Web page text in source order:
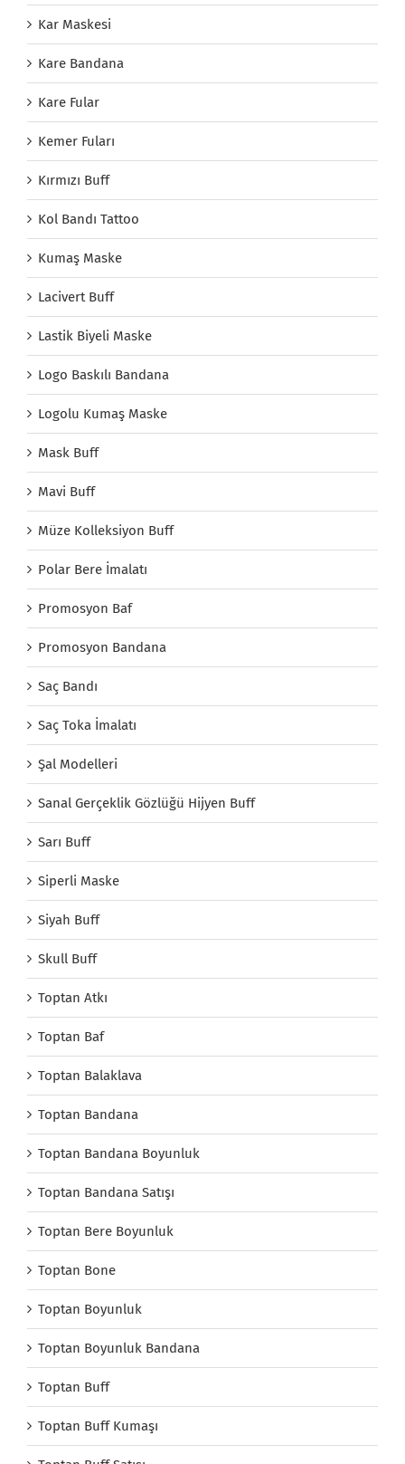
Kar Maskesi
Kare Bandana
Kare Fular
Kemer Fuları
Kırmızı Buff
Kol Bandı Tattoo
Kumaş Maske
Lacivert Buff
Lastik Biyeli Maske
Logo Baskılı Bandana
Logolu Kumaş Maske
Mask Buff
Mavi Buff
Müze Kolleksiyon Buff
Polar Bere İmalatı
Promosyon Baf
Promosyon Bandana
Saç Bandı
Saç Toka İmalatı
Şal Modelleri
Sanal Gerçeklik Gözlüğü Hijyen Buff
Sarı Buff
Siperli Maske
Siyah Buff
Skull Buff
Toptan Atkı
Toptan Baf
Toptan Balaklava
Toptan Bandana
Toptan Bandana Boyunluk
Toptan Bandana Satışı
Toptan Bere Boyunluk
Toptan Bone
Toptan Boyunluk
Toptan Boyunluk Bandana
Toptan Buff
Toptan Buff Kumaşı